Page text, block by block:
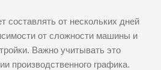
составлять от нескольких дней
от сложности машины и
Важно учитывать это
производственного графика.